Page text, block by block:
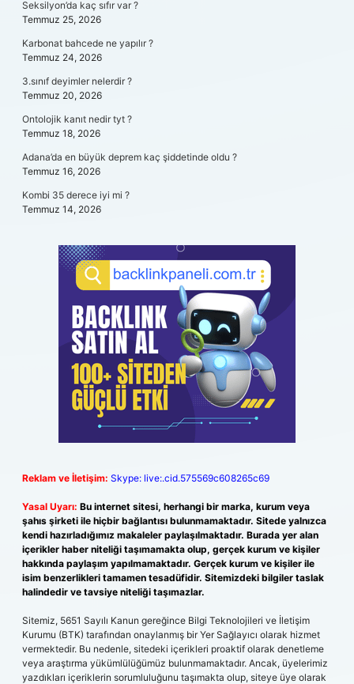
Seksilyon’da kaç sıfır var ?
Temmuz 25, 2026
Karbonat bahcede ne yapılır ?
Temmuz 24, 2026
3.sınıf deyimler nelerdir ?
Temmuz 20, 2026
Ontolojik kanıt nedir tyt ?
Temmuz 18, 2026
Adana’da en büyük deprem kaç şiddetinde oldu ?
Temmuz 16, 2026
Kombi 35 derece iyi mi ?
Temmuz 14, 2026
Reklam ve İletişim: Skype: live:.cid.575569c608265c69
Yasal Uyarı: Bu internet sitesi, herhangi bir marka, kurum veya
şahıs şirketi ile hiçbir bağlantısı bulunmamaktadır. Sitede yalnızca
kendi hazırladığımız makaleler paylaşılmaktadır. Burada yer alan
içerikler haber niteliği taşımamakta olup, gerçek kurum ve kişiler
hakkında paylaşım yapılmamaktadır. Gerçek kurum ve kişiler ile
isim benzerlikleri tamamen tesadüfidir. Sitemizdeki bilgiler taslak
halindedir ve tavsiye niteliği taşımazlar.
Sitemiz, 5651 Sayılı Kanun gereğince Bilgi Teknolojileri ve İletişim
Kurumu (BTK) tarafından onaylanmış bir Yer Sağlayıcı olarak hizmet
vermektedir. Bu nedenle, sitedeki içerikleri proaktif olarak denetleme
veya araştırma yükümlülüğümüz bulunmamaktadır. Ancak, üyelerimiz
yazdıkları içeriklerin sorumluluğunu taşımakta olup, siteye üye olarak